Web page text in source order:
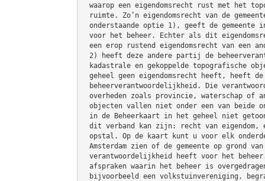
waarop een eigendomsrecht rust met het
ruimte. Zo’n eigendomsrecht van de
onderstaande optie 1), geeft de
voor het beheer. Echter als dit
een erop rustend eigendomsrecht van een
2) heeft deze andere partij de
kadastrale en gekoppelde topografische
geheel geen eigendomsrecht heeft, heeft de
beheerverantwoordelijkheid. Die
overheden zoals provincie, waterschap of
objecten vallen niet onder een van beide
in de Beheerkaart in het geheel niet
dit verband kan zijn: recht van
opstal. Op de kaart kunt u voor elk
Amsterdam zien of de gemeente op grond
verantwoordelijkheid heeft voor het
afspraken waarin het beheer is
bijvoorbeeld een volkstuinvereniging,